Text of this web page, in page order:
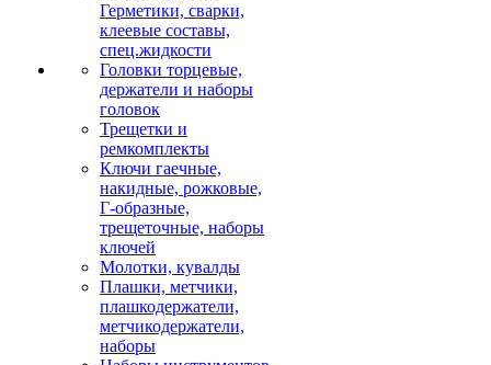
Герметики, сварки,
клеевые составы,
спец.жидкости
Головки торцевые,
держатели и наборы
головок
Трещетки и
ремкомплекты
Ключи гаечные,
накидные, рожковые,
Г-образные,
трещеточные, наборы
ключей
Молотки, кувалды
Плашки, метчики,
плашкодержатели,
метчикодержатели,
наборы